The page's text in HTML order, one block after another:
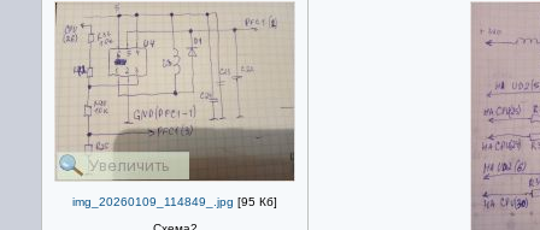
img_20260109_114849_.jpg [95 Кб]